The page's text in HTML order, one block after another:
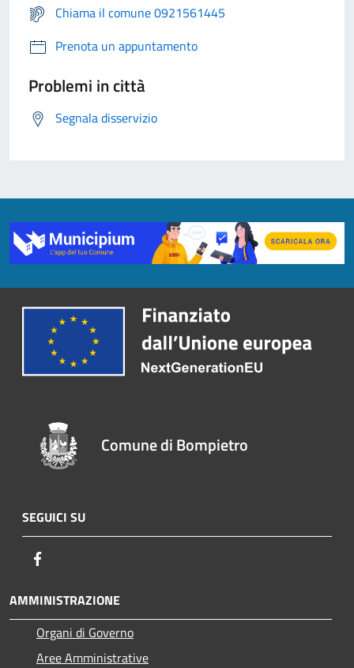
Chiama il comune 0921561445
Prenota un appuntamento
Problemi in città
Segnala disservizio
Comune di Bompietro
SEGUICI SU
AMMINISTRAZIONE
Organi di Governo
Aree Amministrative